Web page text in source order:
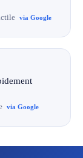
via Google
via Google